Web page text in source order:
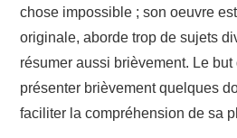
chose impossible ; son oeuvre
originale, aborde trop de sujets
résumer aussi brièvement. Le
présenter brièvement quelques
faciliter la compréhension de sa